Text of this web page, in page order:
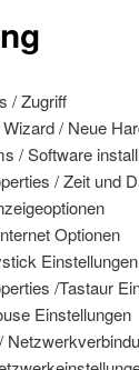
/ Zugriff
/ Neue
/ Software
/ Zeit und
Optionen
Einstellungen
/Tastaur
Einstellungen